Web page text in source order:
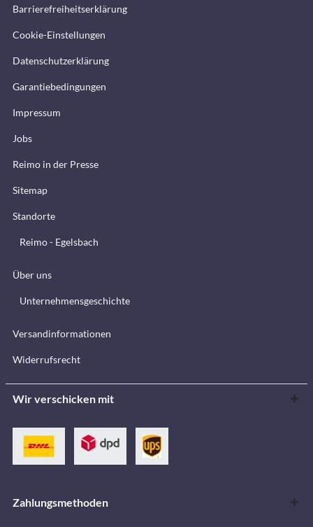
Barrierefreiheitserklärung
Cookie-Einstellungen
Datenschutzerklärung
Garantiebedingungen
Impressum
Jobs
Reimo in der Presse
Sitemap
Standorte
Reimo - Egelsbach
Über uns
Unternehmensgeschichte
Versandinformationen
Widerrufsrecht
Wir verschicken mit
Zahlungsmethoden